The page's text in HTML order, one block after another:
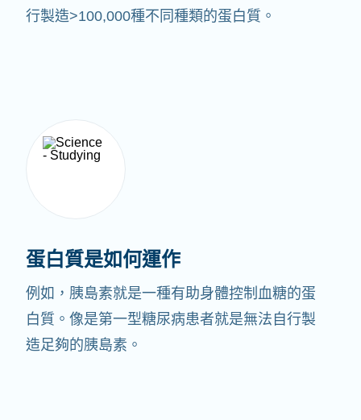
行製造>100,000種不同種類的蛋白質。
蛋白質是如何運作
例如，胰島素就是一種有助身體控制血糖的蛋
白質。像是第一型糖尿病患者就是無法自行製
造足夠的胰島素。